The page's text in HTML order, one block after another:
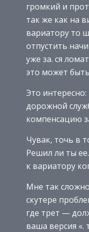
громкий и
так же как на
вариатору то
отпустить
уже за. ся
это может
Это
дорожной
компенсацию
Чувак, точь в
Решил ли ты
к вариатору
Мне так
скутере
где трет —
ваша версия «.